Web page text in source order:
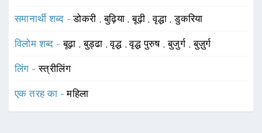
समानार्थी शब्द -डोकरी ,बुढ़िया ,बूढ़ी ,वृद्धा ,डुकरिया
विलोम शब्द -बूढ़ा ,बुड्ढा ,वृद्ध ,वृद्ध पुरुष ,बुजुर्ग ,बुज़ुर्ग
लिंग -स्त्रीलिंग
एक तरह का -महिला